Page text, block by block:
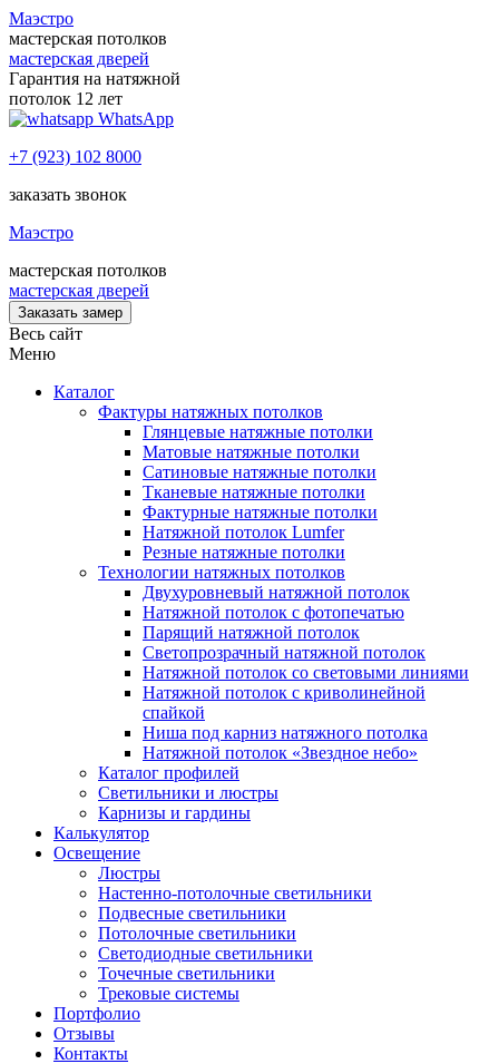
Маэстро
мастерская потолков
мастерская дверей
Гарантия на натяжной
потолок 12 лет
WhatsApp
+7 (923) 102 8000
заказать звонок
Маэстро
мастерская потолков
мастерская дверей
Заказать замер
Весь сайт
Меню
Каталог
Фактуры натяжных потолков
Глянцевые натяжные потолки
Матовые натяжные потолки
Сатиновые натяжные потолки
Тканевые натяжные потолки
Фактурные натяжные потолки
Натяжной потолок Lumfer
Резные натяжные потолки
Технологии натяжных потолков
Двухуровневый натяжной потолок
Натяжной потолок с фотопечатью
Парящий натяжной потолок
Светопрозрачный натяжной потолок
Натяжной потолок со световыми линиями
Натяжной потолок с криволинейной
спайкой
Ниша под карниз натяжного потолка
Натяжной потолок «Звездное небо»
Каталог профилей
Светильники и люстры
Карнизы и гардины
Калькулятор
Освещение
Люстры
Настенно-потолочные светильники
Подвесные светильники
Потолочные светильники
Светодиодные светильники
Точечные светильники
Трековые системы
Портфолио
Отзывы
Контакты